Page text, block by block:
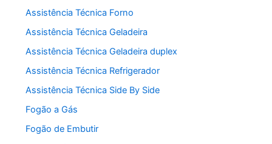
Assistência Técnica Forno
Assistência Técnica Geladeira
Assistência Técnica Geladeira duplex
Assistência Técnica Refrigerador
Assistência Técnica Side By Side
Fogão a Gás
Fogão de Embutir